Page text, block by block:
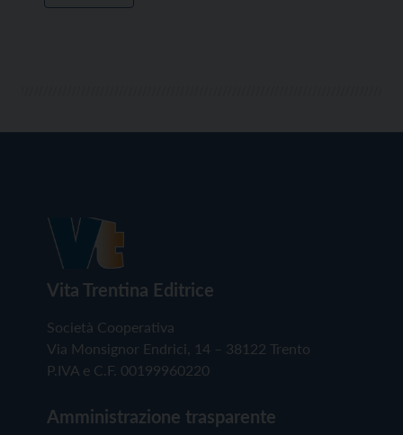
Vita Trentina Editrice
Società Cooperativa
Via Monsignor Endrici, 14 – 38122 Trento
P.IVA e C.F. 00199960220
Amministrazione trasparente